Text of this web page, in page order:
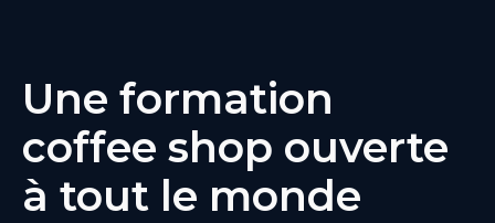
Une formation
coffee shop ouverte
à tout le monde